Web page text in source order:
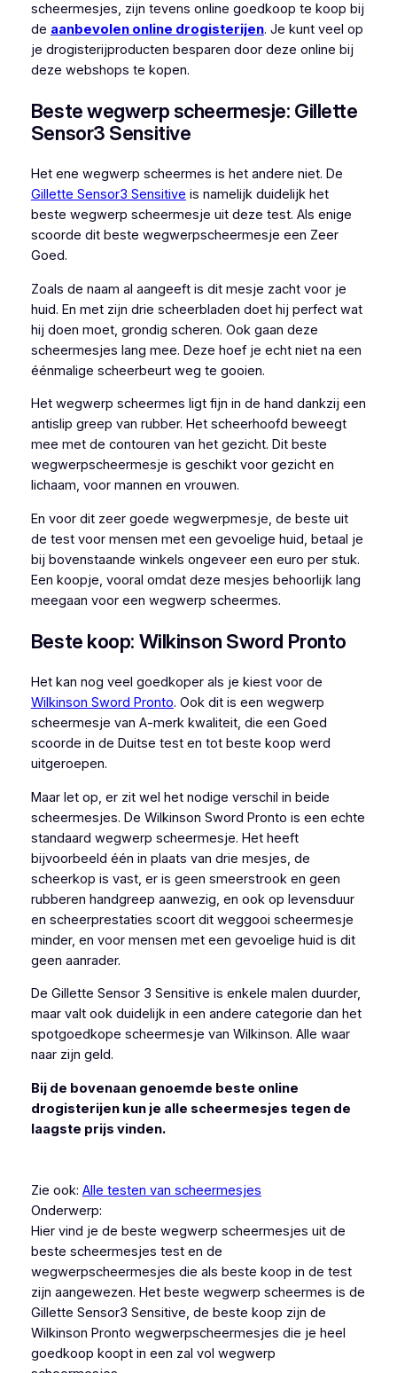
scheermesjes, zijn tevens online goedkoop te koop bij
de aanbevolen online drogisterijen. Je kunt veel op
je drogisterijproducten besparen door deze online bij
deze webshops te kopen.
Beste wegwerp scheermesje: Gillette
Sensor3 Sensitive
Het ene wegwerp scheermes is het andere niet. De
Gillette Sensor3 Sensitive is namelijk duidelijk het
beste wegwerp scheermesje uit deze test. Als enige
scoorde dit beste wegwerpscheermesje een Zeer
Goed.
Zoals de naam al aangeeft is dit mesje zacht voor je
huid. En met zijn drie scheerbladen doet hij perfect wat
hij doen moet, grondig scheren. Ook gaan deze
scheermesjes lang mee. Deze hoef je echt niet na een
éénmalige scheerbeurt weg te gooien.
Het wegwerp scheermes ligt fijn in de hand dankzij een
antislip greep van rubber. Het scheerhoofd beweegt
mee met de contouren van het gezicht. Dit beste
wegwerpscheermesje is geschikt voor gezicht en
lichaam, voor mannen en vrouwen.
En voor dit zeer goede wegwerpmesje, de beste uit
de test voor mensen met een gevoelige huid, betaal je
bij bovenstaande winkels ongeveer een euro per stuk.
Een koopje, vooral omdat deze mesjes behoorlijk lang
meegaan voor een wegwerp scheermes.
Beste koop: Wilkinson Sword Pronto
Het kan nog veel goedkoper als je kiest voor de
Wilkinson Sword Pronto. Ook dit is een wegwerp
scheermesje van A-merk kwaliteit, die een Goed
scoorde in de Duitse test en tot beste koop werd
uitgeroepen.
Maar let op, er zit wel het nodige verschil in beide
scheermesjes. De Wilkinson Sword Pronto is een echte
standaard wegwerp scheermesje. Het heeft
bijvoorbeeld één in plaats van drie mesjes, de
scheerkop is vast, er is geen smeerstrook en geen
rubberen handgreep aanwezig, en ook op levensduur
en scheerprestaties scoort dit weggooi scheermesje
minder, en voor mensen met een gevoelige huid is dit
geen aanrader.
De Gillette Sensor 3 Sensitive is enkele malen duurder,
maar valt ook duidelijk in een andere categorie dan het
spotgoedkope scheermesje van Wilkinson. Alle waar
naar zijn geld.
Bij de bovenaan genoemde beste online
drogisterijen kun je alle scheermesjes tegen de
laagste prijs vinden.
Zie ook: Alle testen van scheermesjes
Onderwerp:
Hier vind je de beste wegwerp scheermesjes uit de
beste scheermesjes test en de
wegwerpscheermesjes die als beste koop in de test
zijn aangewezen. Het beste wegwerp scheermes is de
Gillette Sensor3 Sensitive, de beste koop zijn de
Wilkinson Pronto wegwerpscheermesjes die je heel
goedkoop koopt in een zal vol wegwerp